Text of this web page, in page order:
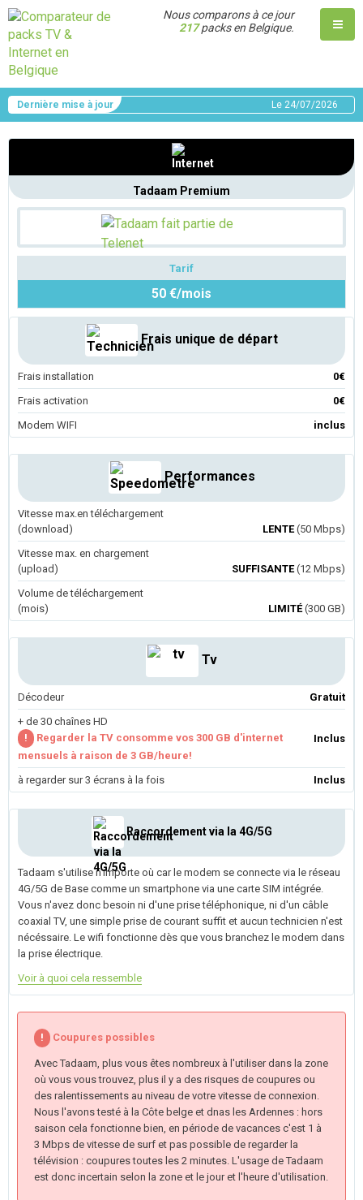
Nous comparons à ce jour
217packs en Belgique.
Dernière mise à jour Le 24/07/2026
Tadaam Premium
Tarif
50 €/mois
Frais unique de départ
Frais installation
0€
Frais activation
0€
Modem WIFI
inclus
Performances
Vitesse max.en téléchargement
(download)
LENTE(50 Mbps)
Vitesse max. en chargement
(upload)
SUFFISANTE(12 Mbps)
Volume de téléchargement
(mois)
LIMITÉ(300 GB)
Tv
Décodeur
Gratuit
+ de 30 chaînes HD
!
Regarder la TV consomme vos 300 GB d'internet
mensuels à raison de 3 GB/heure!
Inclus
à regarder sur 3 écrans à la fois Inclus
Raccordement via la 4G/5G
Tadaam s'utilise n'importe où car le modem se connecte via le réseau
4G/5G de Base comme un smartphone via une carte SIM intégrée.
Vous n'avez donc besoin ni d'une prise téléphonique, ni d'un câble
coaxial TV, une simple prise de courant suffit et aucun technicien n'est
nécéssaire. Le wifi fonctionne dès que vous branchez le modem dans
la prise électrique.
Voir à quoi cela ressemble
! Coupures possibles
Avec Tadaam, plus vous êtes nombreux à l'utiliser dans la zone
où vous vous trouvez, plus il y a des risques de coupures ou
des ralentissements au niveau de votre vitesse de connexion.
Nous l'avons testé à la Côte belge et dnas les Ardennes : hors
saison cela fonctionne bien, en période de vacances c'est 1 à
3 Mbps de vitesse de surf et pas possible de regarder la
télévision : coupures toutes les 2 minutes. L'usage de Tadaam
est donc incertain selon la zone et le jour et l'heure d'utilisation.